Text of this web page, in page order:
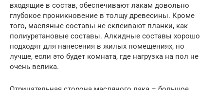
входящие в состав, обеспечивают лакам довольно
глубокое проникновение в толщу древесины. Кроме
того, масляные составы не склеивают планки, как
полиуретановые составы. Алкидные составы хорошо
подходят для нанесения в жилых помещениях, но
лучше, если это будет комната, где нагрузка на пол не
очень велика.